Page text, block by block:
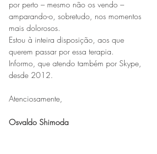
por perto – mesmo não os vendo –
amparando-o, sobretudo, nos momentos
mais dolorosos.
Estou à inteira disposição, aos que
querem passar por essa terapia.
Informo, que atendo também por Skype,
desde 2012.
Atenciosamente,
Osvaldo Shimoda